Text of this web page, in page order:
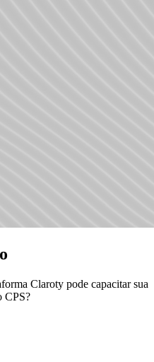
Claroty pode capacitar sua
CPS?